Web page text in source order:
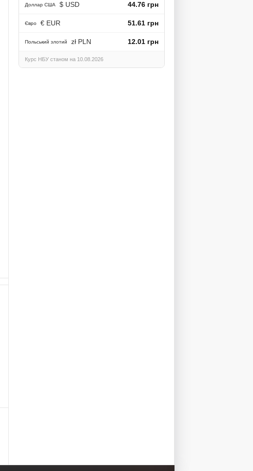
Доллар США $ USD 44.76 грн
Євро € EUR 51.61 грн
Польський злотий zł PLN 12.01 грн
Курс НБУ станом на 10.08.2026